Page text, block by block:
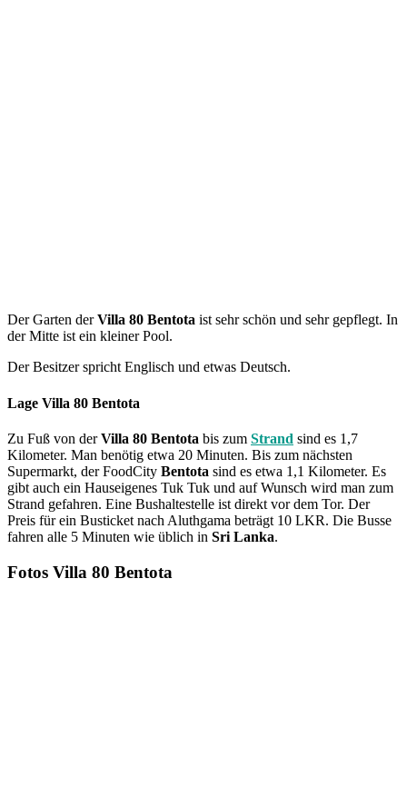
Der Garten derVilla 80 Bentota ist sehr schön und sehr gepflegt. In
der Mitte ist ein kleiner Pool.
Der Besitzer spricht Englisch und etwas Deutsch.
Lage Villa 80 Bentota
Zu Fuß von derVilla 80 Bentota bis zum Strand sind es 1,7
Kilometer. Man benötig etwa 20 Minuten. Bis zum nächsten
Supermarkt, der FoodCity Bentota sind es etwa 1,1 Kilometer. Es
gibt auch ein Hauseigenes Tuk Tuk und auf Wunsch wird man zum
Strand gefahren. Eine Bushaltestelle ist direkt vor dem Tor. Der
Preis für ein Busticket nach Aluthgama beträgt 10 LKR. Die Busse
fahren alle 5 Minuten wie üblich in Sri Lanka.
Fotos Villa 80 Bentota